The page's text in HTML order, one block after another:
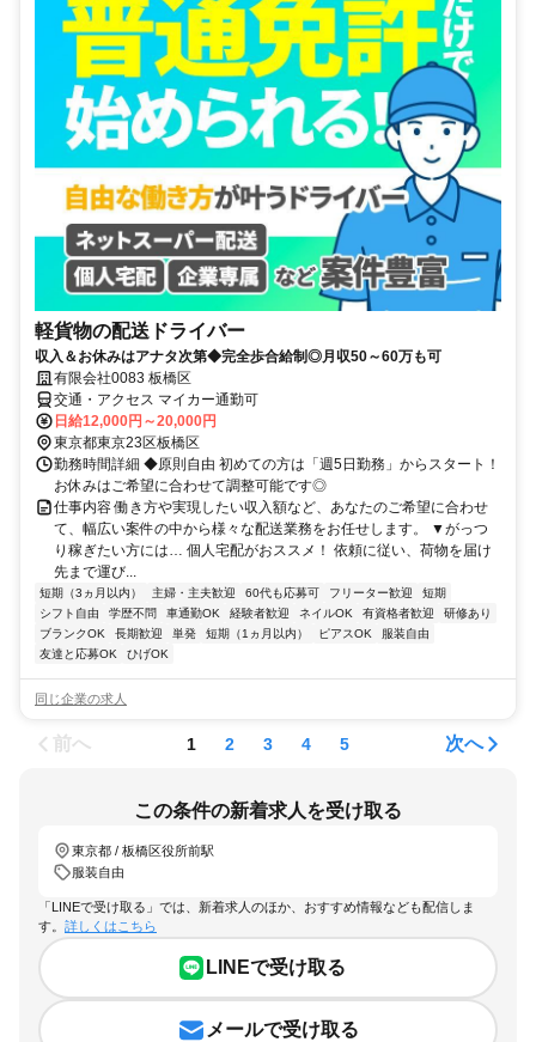
軽貨物の配送ドライバー
収入＆お休みはアナタ次第◆完全歩合給制◎月収50～60万も可
有限会社0083 板橋区
交通・アクセス マイカー通勤可
日給12,000円～20,000円
東京都東京23区板橋区
勤務時間詳細 ◆原則自由 初めての方は「週5日勤務」からスタート！
お休みはご希望に合わせて調整可能です◎
仕事内容 働き方や実現したい収入額など、あなたのご希望に合わせ
て、幅広い案件の中から様々な配送業務をお任せします。 ▼がっつ
り稼ぎたい方には… 個人宅配がおススメ！ 依頼に従い、荷物を届け
先まで運び...
短期（3ヵ月以内） 主婦・主夫歓迎 60代も応募可 フリーター歓迎
短期
シフト自由
学歴不問 車通勤OK 経験者歓迎 ネイルOK 有資格者歓迎
研修あり
ブランクOK
長期歓迎 単発 短期（1ヵ月以内） ピアスOK
服装自由
友達と応募OK
ひげOK
同じ企業の求人
前へ 1 2 3 4 5 次へ
この条件の新着求人を受け取る
東京都 / 板橋区役所前駅
服装自由
「LINEで受け取る」では、新着求人のほか、おすすめ情報なども配信しま
す。 詳しくはこちら
LINEで受け取る
メールで受け取る